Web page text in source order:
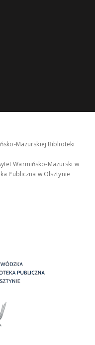
Mazurskiej Biblioteki
Warmińsko-Mazurski w
Publiczna w Olsztynie